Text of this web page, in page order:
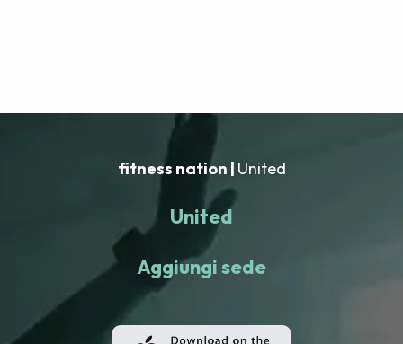
fitness nation | United
United
Aggiungi sede